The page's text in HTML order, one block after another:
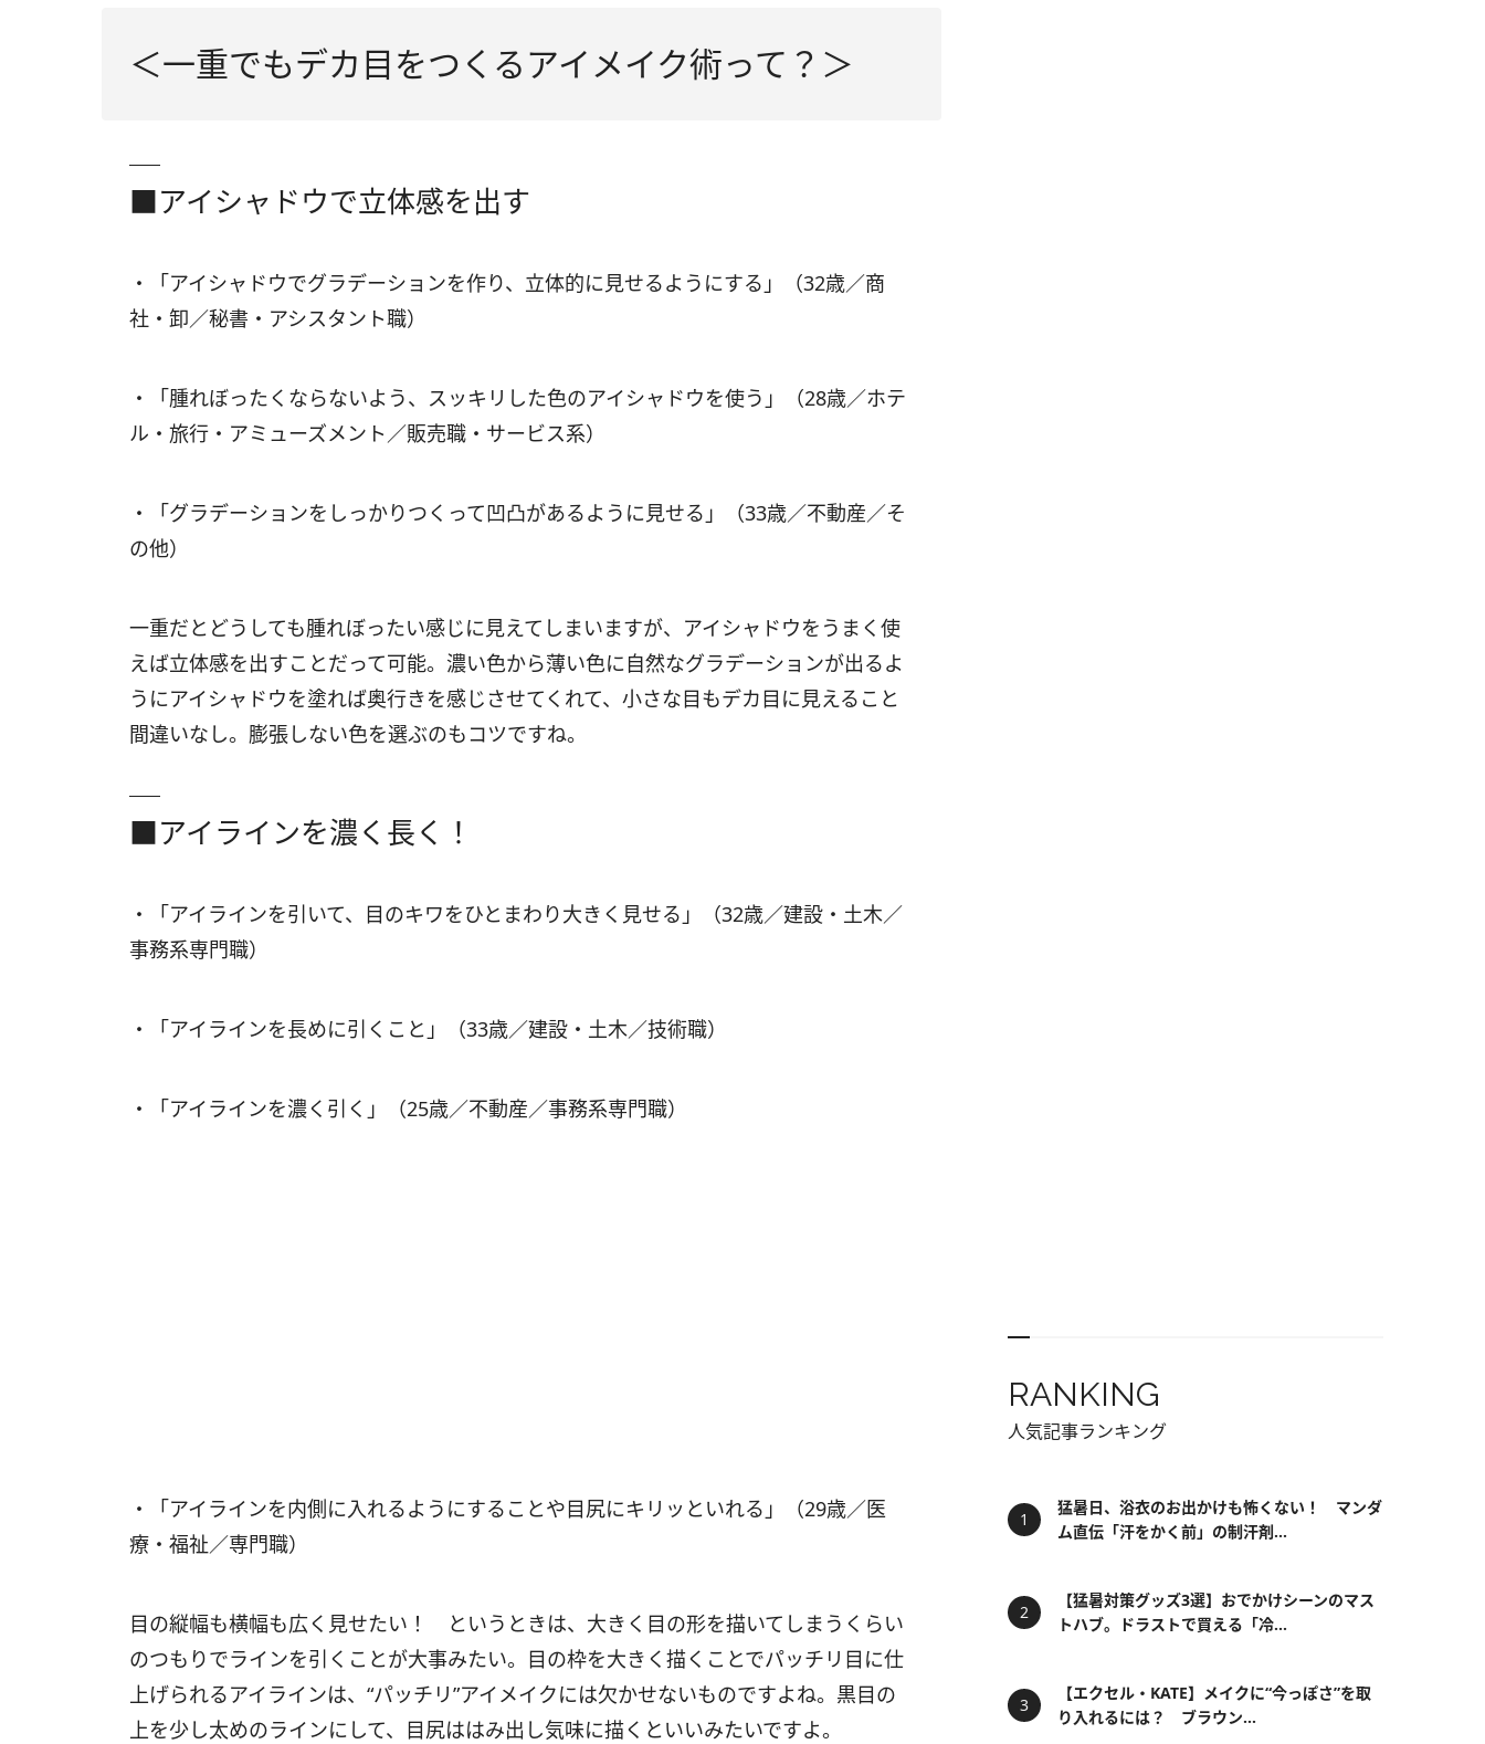
＜一重でもデカ目をつくるアイメイク術って？＞
■アイシャドウで立体感を出す
・「アイシャドウでグラデーションを作り、立体的に見せるようにする」（32歳／商
社・卸／秘書・アシスタント職）
・「腫れぼったくならないよう、スッキリした色のアイシャドウを使う」（28歳／ホテ
ル・旅行・アミューズメント／販売職・サービス系）
・「グラデーションをしっかりつくって凹凸があるように見せる」（33歳／不動産／そ
の他）
一重だとどうしても腫れぼったい感じに見えてしまいますが、アイシャドウをうまく使
えば立体感を出すことだって可能。濃い色から薄い色に自然なグラデーションが出るよ
うにアイシャドウを塗れば奥行きを感じさせてくれて、小さな目もデカ目に見えること
間違いなし。膨張しない色を選ぶのもコツですね。
■アイラインを濃く長く！
・「アイラインを引いて、目のキワをひとまわり大きく見せる」（32歳／建設・土木／
事務系専門職）
・「アイラインを長めに引くこと」（33歳／建設・土木／技術職）
・「アイラインを濃く引く」（25歳／不動産／事務系専門職）
・「アイラインを内側に入れるようにすることや目尻にキリッといれる」（29歳／医
療・福祉／専門職）
目の縦幅も横幅も広く見せたい！ というときは、大きく目の形を描いてしまうくらい
のつもりでラインを引くことが大事みたい。目の枠を大きく描くことでパッチリ目に仕
上げられるアイラインは、“パッチリ”アイメイクには欠かせないものですよね。黒目の
上を少し太めのラインにして、目尻ははみ出し気味に描くといいみたいですよ。
RANKING
人気記事ランキング
猛暑日、浴衣のお出かけも怖くない！ マンダ
ム直伝「汗をかく前」の制汗剤...
【猛暑対策グッズ3選】おでかけシーンのマス
トハブ。ドラストで買える「冷...
【エクセル・KATE】メイクに“今っぽさ”を取
り入れるには？ ブラウン...